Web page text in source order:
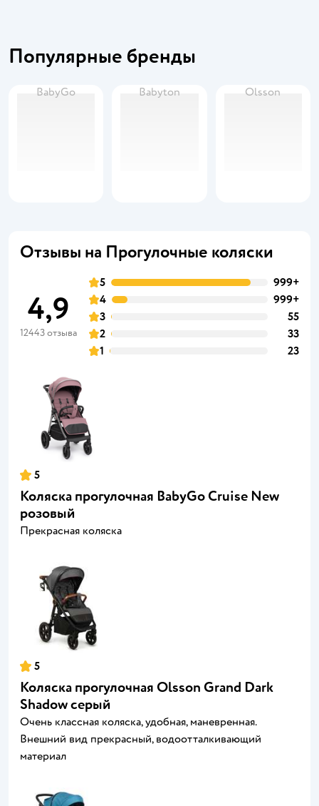
Популярные бренды
BabyGo Babyton Olsson
Отзывы на Прогулочные коляски
4,9
12443 отзыва
5
999+
4
999+
3
55
2
33
1
23
5
Коляска прогулочная BabyGo Cruise New
розовый
Прекрасная коляска
5
Коляска прогулочная Olsson Grand Dark
Shadow серый
Очень классная коляска, удобная, маневренная.
Внешний вид прекрасный, водоотталкивающий
материал